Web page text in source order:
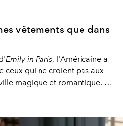
vêtements que dans
Emily in Paris, l'Américaine a
ceux qui ne croient pas aux
magique et romantique. Si
: une boutique en ligne ouvre
acheter des pièces issues de